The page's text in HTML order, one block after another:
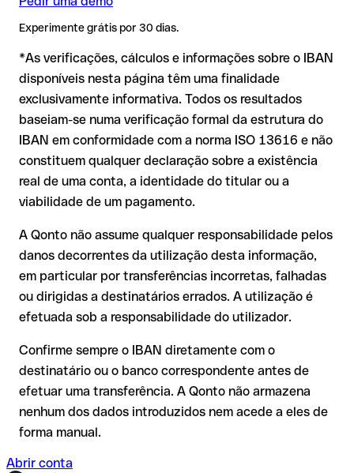
❌ Que o titular indicado seja o correto
Por que é relevante:
corresponder a nenhuma conta real. Por exemplo, se foram
transpostos dígitos e a combinação resultante é formalmente
válida.
por escrito, especialmente em novas relações comerciais ou
com montantes elevados. A existência de uma conta só pode
ser verificada pelo próprio Klarna ou através de uma
transferência de teste.
IBAN formalmente válido mas incorreto:
gere outra combinação formalmente válida, a transferência
é executada para uma conta alheia. Neste caso:
O banco destinatário é obrigado a colaborar na
recuperação dos fundos;
A sua instituição pode iniciar um processo de reclamação a
seu pedido;
A devolução não está garantida, especialmente se o
destinatário já tiver utilizado o dinheiro
recuperação é consideravelmente mais complexa e implica
comissões adicionais.
Recomendação
: verifique cada IBAN antes de efetuar uma
transferência com o nosso IBAN Checker gratuito e, em caso
de dúvida, confirme-o diretamente com o destinatário. Esta
precaução é especialmente importante com montantes
elevados ou em novas relações comerciais.
Experimente grátis por 30 dias.
*As verificações, cálculos e informações sobre o IBAN
disponíveis nesta página têm uma finalidade
exclusivamente informativa. Todos os resultados
baseiam-se numa verificação formal da estrutura do
IBAN em conformidade com a norma ISO 13616 e não
constituem qualquer declaração sobre a existência
real de uma conta, a identidade do titular ou a
viabilidade de um pagamento.
A Qonto não assume qualquer responsabilidade pelos
danos decorrentes da utilização desta informação,
em particular por transferências incorretas, falhadas
ou dirigidas a destinatários errados. A utilização é
efetuada sob a responsabilidade do utilizador.
Confirme sempre o IBAN diretamente com o
destinatário ou o banco correspondente antes de
efetuar uma transferência. A Qonto não armazena
nenhum dos dados introduzidos nem acede a eles de
forma manual.
Abrir conta